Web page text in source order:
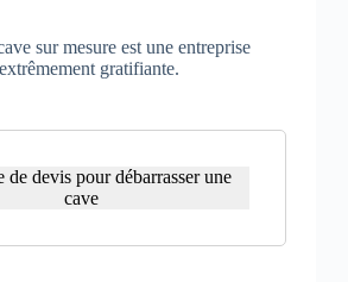
sur mesure est une entreprise
gratifiante.
de devis pour débarrasser une
cave